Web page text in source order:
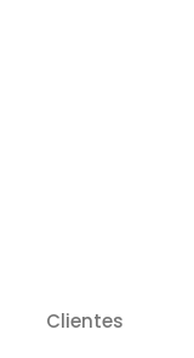
Clientes